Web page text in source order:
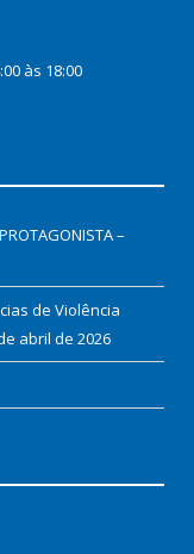
às 18:00
–
de Violência
abril de 2026